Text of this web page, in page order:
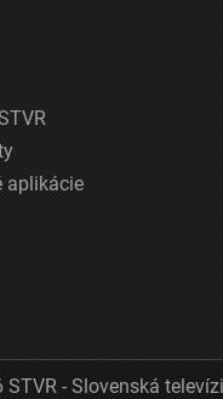
aplikácie
- Slovenská